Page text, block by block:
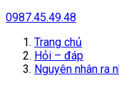
0987.45.49.48
Trang chủ
Hỏi – đáp
Nguyên nhân ra